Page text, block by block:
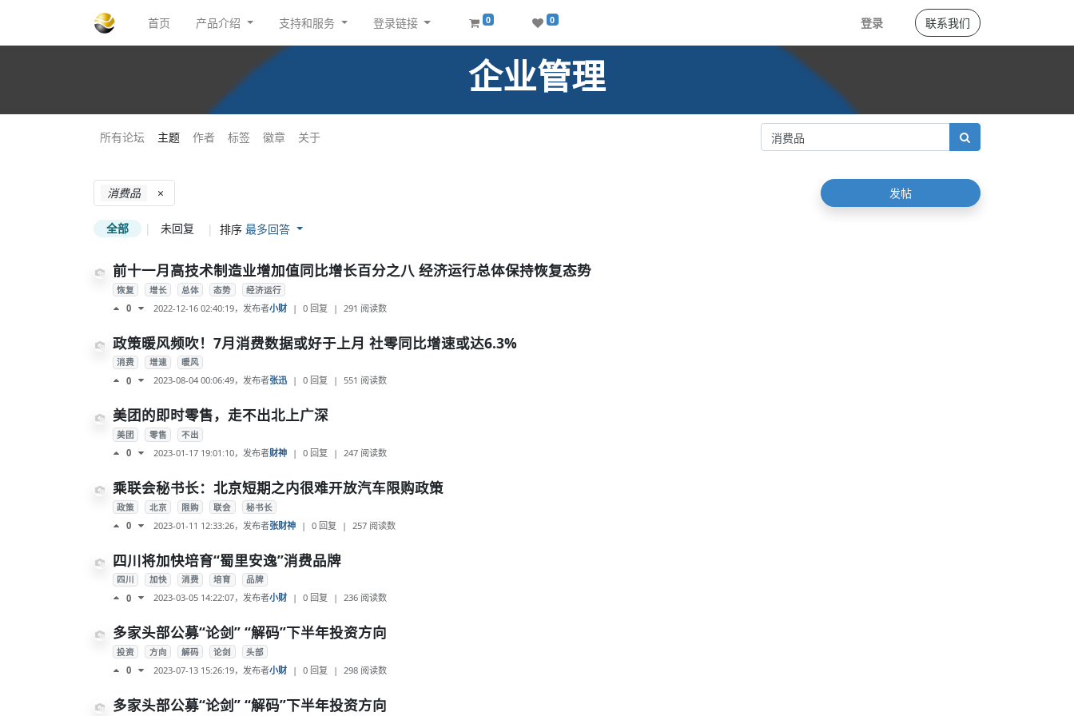
首页 产品介绍 支持和服务 登录链接 0 0 登录 联系我们
企业管理
所有论坛 主题 作者 标签 徽章 关于
消费品 × 发帖
全部 | 未回复 | 排序 最多回答
前十一月高技术制造业增加值同比增长百分之八 经济运行总体保持恢复态势
恢复 增长 总体 态势 经济运行
0 2022-12-16 02:40:19，发布者小财 | 0 回复 | 291 阅读数
政策暖风频吹！7月消费数据或好于上月 社零同比增速或达6.3%
消费 增速 暖风
0 2023-08-04 00:06:49，发布者张迅 | 0 回复 | 551 阅读数
美团的即时零售，走不出北上广深
美团 零售 不出
0 2023-01-17 19:01:10，发布者财神 | 0 回复 | 247 阅读数
乘联会秘书长：北京短期之内很难开放汽车限购政策
政策 北京 限购 联会 秘书长
0 2023-01-11 12:33:26，发布者张财神 | 0 回复 | 257 阅读数
四川将加快培育“蜀里安逸”消费品牌
四川 加快 消费 培育 品牌
0 2023-03-05 14:22:07，发布者小财 | 0 回复 | 236 阅读数
多家头部公募“论剑” “解码”下半年投资方向
投资 方向 解码 论剑 头部
0 2023-07-13 15:26:19，发布者小财 | 0 回复 | 298 阅读数
多家头部公募“论剑” “解码”下半年投资方向